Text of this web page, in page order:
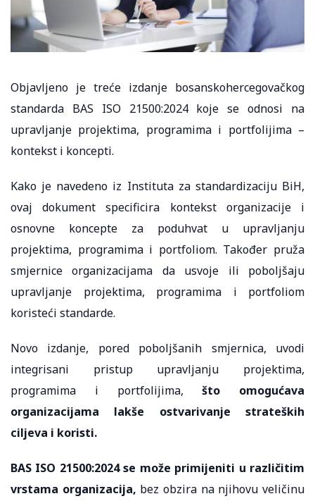
Objavljeno je treće izdanje bosanskohercegovačkog
standarda BAS ISO 21500:2024 koje se odnosi na
upravljanje projektima, programima i portfolijima –
kontekst i koncepti.
Kako je navedeno iz Instituta za standardizaciju BiH,
ovaj dokument specificira kontekst organizacije i
osnovne koncepte za poduhvat u upravljanju
projektima, programima i portfoliom. Također pruža
smjernice organizacijama da usvoje ili poboljšaju
upravljanje projektima, programima i portfoliom
koristeći standarde.
Novo izdanje, pored poboljšanih smjernica, uvodi
integrisani pristup upravljanju projektima,
programima i portfolijima,što omogućava
organizacijama lakše ostvarivanje strateških
ciljeva i koristi.
BAS ISO 21500:2024 se može primijeniti u različitim
vrstama organizacija, bez obzira na njihovu veličinu